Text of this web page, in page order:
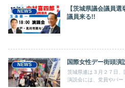
NEWS
【茨城県議会議員
議員来る!!
NEWS 国際女性デー街頭演
茨城県連は３月２７日、
演説会には、党員やパ